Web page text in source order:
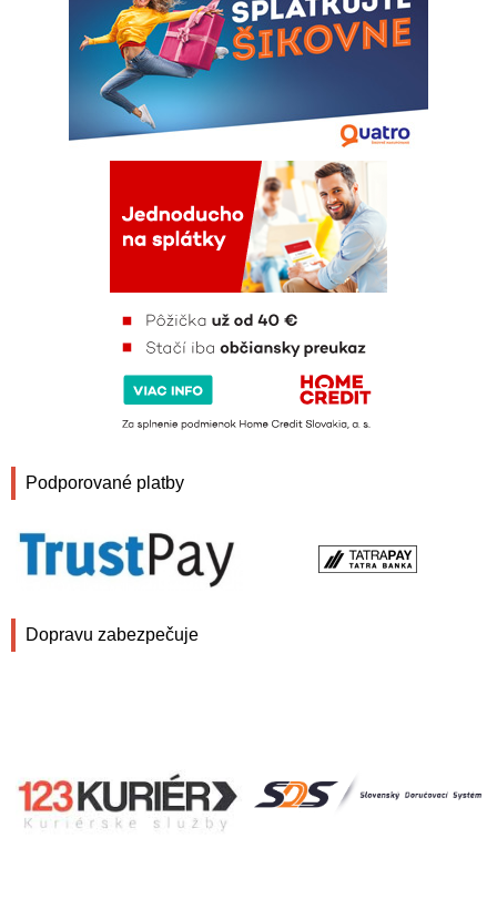
Podporované platby
Dopravu zabezpečuje